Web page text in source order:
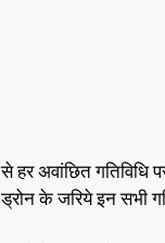
अवांछित गतिविधि
के जरिये इन सभी